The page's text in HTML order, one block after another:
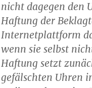
nicht dagegen den
Haftung der
Internetplattform
wenn sie selbst
Haftung setzt
gefälschten Uhren